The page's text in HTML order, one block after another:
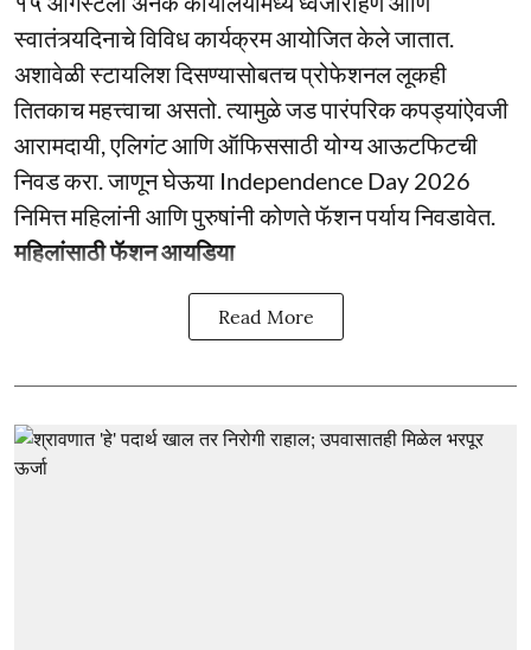
स्वातंत्र्यदिनाचे विविध कार्यक्रम आयोजित केले जातात.
अशावेळी स्टायलिश दिसण्यासोबतच प्रोफेशनल लूकही
तितकाच महत्त्वाचा असतो. त्यामुळे जड पारंपरिक कपड्यांऐवजी
आरामदायी, एलिगंट आणि ऑफिससाठी योग्य आऊटफिटची
निवड करा. जाणून घेऊया Independence Day 2026
निमित्त महिलांनी आणि पुरुषांनी कोणते फॅशन पर्याय निवडावेत.
महिलांसाठी फॅशन आयडिया
Read More